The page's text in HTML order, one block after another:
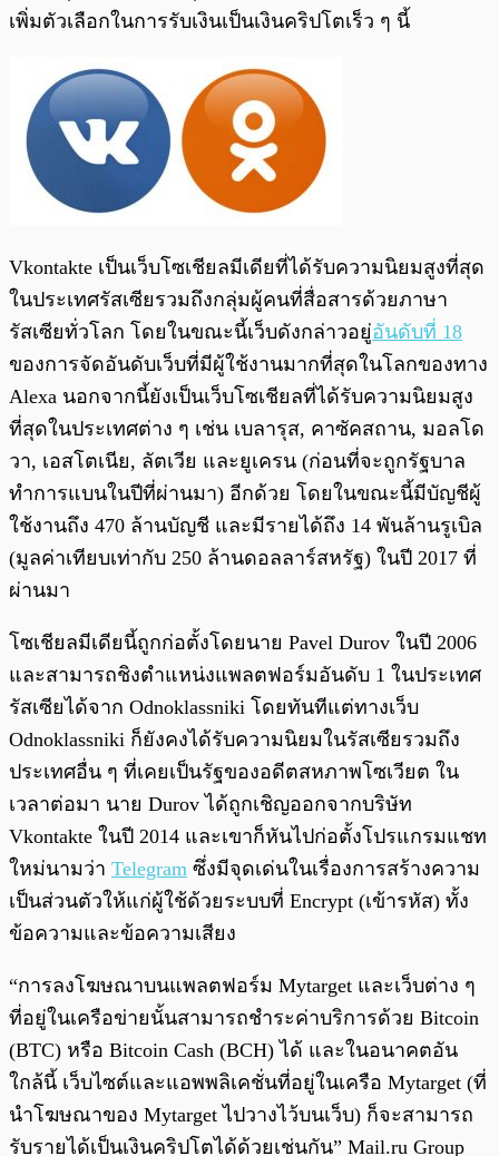
เพิ่มตัวเลือกในการรับเงินเป็นเงินคริปโตเร็ว ๆ นี้
Vkontakte เป็นเว็บโซเชียลมีเดียที่ได้รับความนิยมสูงที่สุด
ในประเทศรัสเซียรวมถึงกลุ่มผู้คนที่สื่อสารด้วยภาษา
รัสเซียทั่วโลก โดยในขณะนี้เว็บดังกล่าวอยู่อันดับที่ 18
ของการจัดอันดับเว็บที่มีผู้ใช้งานมากที่สุดในโลกของทาง
Alexa นอกจากนี้ยังเป็นเว็บโซเชียลที่ได้รับความนิยมสูง
ที่สุดในประเทศต่าง ๆ เช่น เบลารุส, คาซัคสถาน, มอลโด
วา, เอสโตเนีย, ลัตเวีย และยูเครน (ก่อนที่จะถูกรัฐบาล
ทำการแบนในปีที่ผ่านมา) อีกด้วย โดยในขณะนี้มีบัญชีผู้
ใช้งานถึง 470 ล้านบัญชี และมีรายได้ถึง 14 พันล้านรูเบิล
(มูลค่าเทียบเท่ากับ 250 ล้านดอลลาร์สหรัฐ) ในปี 2017 ที่
ผ่านมา
โซเชียลมีเดียนี้ถูกก่อตั้งโดยนาย Pavel Durov ในปี 2006
และสามารถชิงตำแหน่งแพลตฟอร์มอันดับ 1 ในประเทศ
รัสเซียได้จาก Odnoklassniki โดยทันทีแต่ทางเว็บ
Odnoklassniki ก็ยังคงได้รับความนิยมในรัสเซียรวมถึง
ประเทศอื่น ๆ ที่เคยเป็นรัฐของอดีตสหภาพโซเวียต ใน
เวลาต่อมา นาย Durov ได้ถูกเชิญออกจากบริษัท
Vkontakte ในปี 2014 และเขาก็หันไปก่อตั้งโปรแกรมแชท
ใหม่นามว่า Telegram ซึ่งมีจุดเด่นในเรื่องการสร้างความ
เป็นส่วนตัวให้แก่ผู้ใช้ด้วยระบบที่ Encrypt (เข้ารหัส) ทั้ง
ข้อความและข้อความเสียง
“การลงโฆษณาบนแพลตฟอร์ม Mytarget และเว็บต่าง ๆ
ที่อยู่ในเครือข่ายนั้นสามารถชำระค่าบริการด้วย Bitcoin
(BTC) หรือ Bitcoin Cash (BCH) ได้ และในอนาคตอัน
ใกล้นี้ เว็บไซต์และแอพพลิเคชั่นที่อยู่ในเครือ Mytarget (ที่
นำโฆษณาของ Mytarget ไปวางไว้บนเว็บ) ก็จะสามารถ
รับรายได้เป็นเงินคริปโตได้ด้วยเช่นกัน” Mail.ru Group